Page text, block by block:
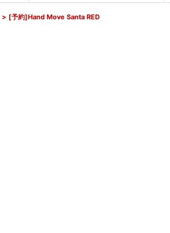
> [予約]Hand Move Santa RED